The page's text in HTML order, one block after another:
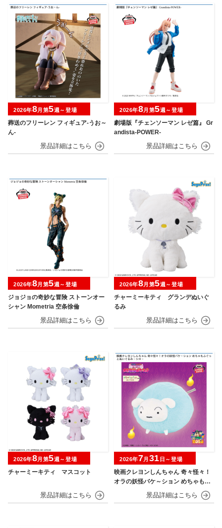
葬送のフリーレン フィギュア-うお～
ん-
2026年8月第5週～登場
劇場版『チェンソーマン レゼ篇』 Gr
andista-POWER-
2026年8月第5週～登場
ジョジョの奇妙な冒険 ストーンオー
シャン Mometria 空条徐倫
2026年8月第5週～登場
チャーミーキティ グランデぬいぐ
るみ
2026年8月第5週～登場
チャーミーキティ マスコット
2026年8月第5週～登場
映画クレヨンしんちゃん 奇々怪々！
オラの妖怪バケ～ション めちゃもふ
ぐっとぬいぐるみ シロ
2026年7月 31 日～登場